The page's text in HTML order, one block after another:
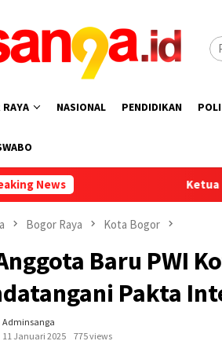
NASIONAL PENDIDIKAN
News Ketua DPRD Kota Bogor
Bogor Raya Kota Bogor
Baru PWI
Pakta
Adminsanga
11 Januari 2025
775 views